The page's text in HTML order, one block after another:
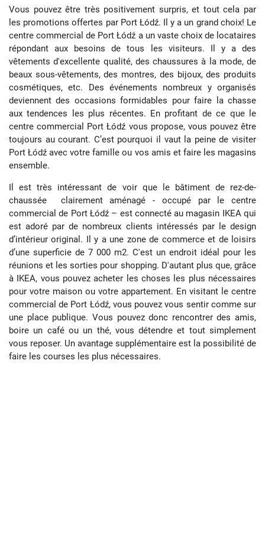
Vous pouvez être très positivement surpris, et tout cela par
les promotions offertes par Port Łódź. Il y a un grand choix! Le
centre commercial de Port Łódź a un vaste choix de locataires
répondant aux besoins de tous les visiteurs. Il y a des
vêtements d'excellente qualité, des chaussures à la mode, de
beaux sous-vêtements, des montres, des bijoux, des produits
cosmétiques, etc. Des événements nombreux y organisés
deviennent des occasions formidables pour faire la chasse
aux tendences les plus récentes. En profitant de ce que le
centre commercial Port Łódź vous propose, vous pouvez être
toujours au courant. C’est pourquoi il vaut la peine de visiter
Port Łódź avec votre famille ou vos amis et faire les magasins
ensemble.
Il est très intéressant de voir que le bâtiment de rez-de-
chaussée clairement aménagé - occupé par le centre
commercial de Port Łódź – est connecté au magasin IKEA qui
est adoré par de nombreux clients intéressés par le design
d’intérieur original. Il y a une zone de commerce et de loisirs
d’une superficie de 7 000 m2. C'est un endroit idéal pour les
réunions et les sorties pour shopping. D'autant plus que, grâce
à IKEA, vous pouvez acheter les choses les plus nécessaires
pour votre maison ou votre appartement. En visitant le centre
commercial de Port Łódź, vous pouvez vous sentir comme sur
une place publique. Vous pouvez donc rencontrer des amis,
boire un café ou un thé, vous détendre et tout simplement
vous reposer. Un avantage supplémentaire est la possibilité de
faire les courses les plus nécessaires.